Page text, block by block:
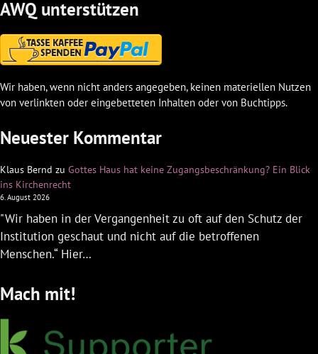
AWQ unterstützen
Wir haben, wenn nicht anders angegeben, keinen materiellen Nutzen
von verlinkten oder eingebetteten Inhalten oder von Buchtipps.
Neuester Kommentar
Klaus Bernd zu Gottes Haus hat keine Zugangsbeschränkung? Ein Blick
ins Kirchenrecht
6. August 2026
"Wir haben in der Vergangenheit zu oft auf den Schutz der
Institution geschaut und nicht auf die betroffenen
Menschen.“ Hier…
Mach mit!